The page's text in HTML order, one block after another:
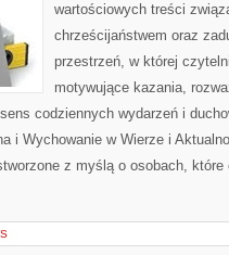
wartościowych treści
chrześcijaństwem oraz
przestrzeń, w której
motywujące kazania,
codziennych wydarzeń i
i Wychowanie w Wierze i
z myślą o osobach,